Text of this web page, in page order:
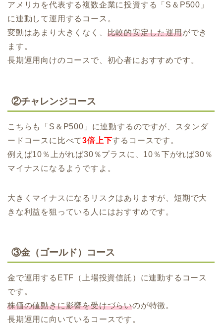
アメリカを代表する複数企業に投資する「S＆P500」
に連動して運用するコース。
変動はあまり大きくなく、 比較的安定した運用ができ
ます。
長期運用向けのコースで、初心者におすすめです。
②チャレンジコース
こちらも「S＆P500」に連動するのですが、スタンダ
ードコースに比べて3倍上下するコースです。
例えば10％上がれば30％プラスに、10％下がれば30％
マイナスになるようですよ。
大きくマイナスになるリスクはありますが、短期で大
きな利益を狙っている人にはおすすめです。
③金（ゴールド）コース
金で運用するETF（上場投資信託）に連動するコース
です。
株価の値動きに影響を受けづらいのが特徴。
長期運用に向いているコースです。